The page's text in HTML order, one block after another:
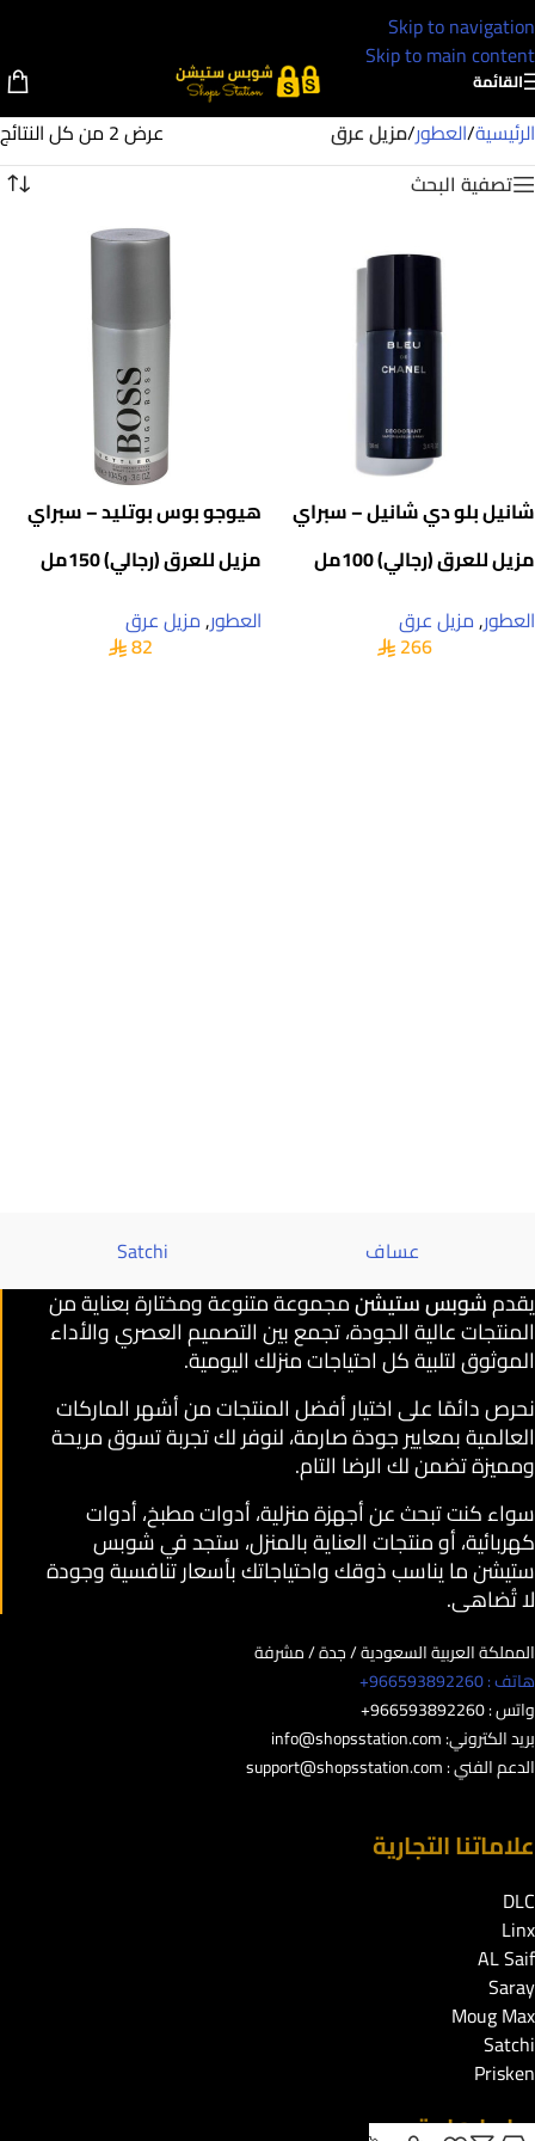
Skip to navigation
Skip to main content
القائمة
الرئيسية/العطور/مزيل عرق
عرض ⁦2⁩ من كل النتائج
تصفية البحث
شانيل بلو دي شانيل – سبراي
مزيل للعرق (رجالي) 100مل
العطور,مزيل عرق
266
هيوجو بوس بوتليد – سبراي
مزيل للعرق (رجالي) 150مل
العطور,مزيل عرق
82
عساف Satchi
يقدمشوبس ستيشنمجموعة متنوعة ومختارة بعناية من
المنتجات عالية الجودة، تجمع بين التصميم العصري والأداء
الموثوق لتلبية كل احتياجات منزلك اليومية.
نحرص دائمًا على اختيار أفضل المنتجات من أشهر الماركات
العالمية بمعايير جودة صارمة، لنوفر لك تجربة تسوق مريحة
ومميزة تضمن لك الرضا التام.
سواء كنت تبحث عن أجهزة منزلية، أدوات مطبخ، أدوات
كهربائية، أو منتجات العناية بالمنزل، ستجد في شوبس
ستيشن ما يناسب ذوقك واحتياجاتك بأسعار تنافسية وجودة
لا تُضاهى.
المملكة العربية السعودية / جدة / مشرفة
هاتف : 966593892260+
واتس : 966593892260+
بريد الكتروني:info@shopsstation.com
الدعم الفني :support@shopsstation.com
علاماتنا التجارية
DLC
Linx
AL Saif
Saray
Moug Max
Satchi
Prisken
روابط هامة